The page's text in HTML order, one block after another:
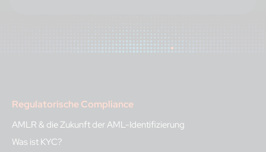
Regulatorische Compliance
AMLR & die Zukunft der AML-Identifizierung
Was ist KYC?